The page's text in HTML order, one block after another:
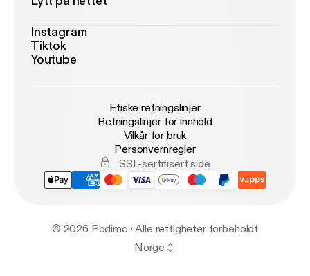
Instagram
Tiktok
Youtube
Etiske retningslinjer
Retningslinjer for innhold
Vilkår for bruk
Personvernregler
SSL-sertifisert side
© 2026 Podimo · Alle rettigheter forbeholdt
Norge